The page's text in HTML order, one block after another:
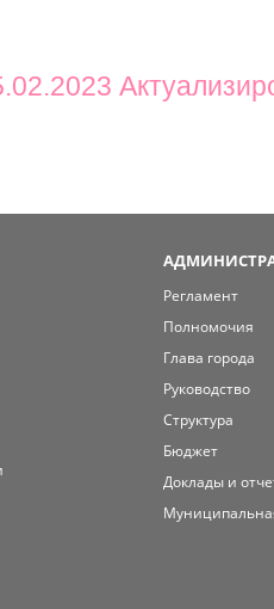
Регламент
Полномочия
Глава города
Руководство
Структура
Бюджет
Доклады и